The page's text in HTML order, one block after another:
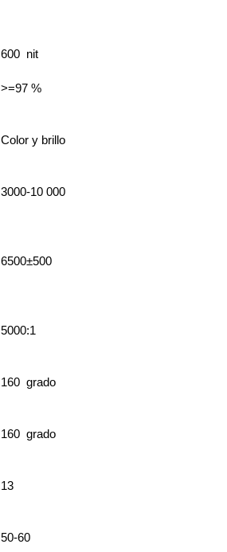
600 nit
>=97 %
Color y brillo
3000-10 000
6500±500
5000:1
160 grado
160 grado
13
50-60